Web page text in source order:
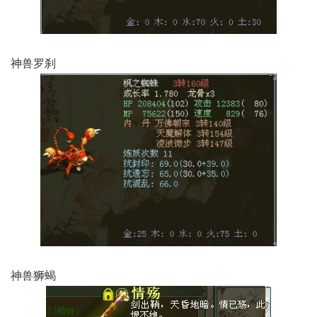
神兽罗刹
神兽狮蝎